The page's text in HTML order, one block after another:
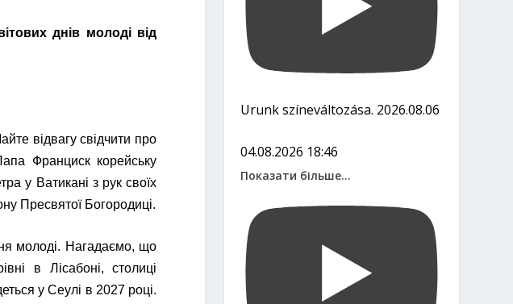
днів молоді від
відвагу свідчити про
Франциск корейську
у Ватикані з рук своїх
Пресвятої Богородиці.
молоді. Нагадаємо, що
в Лісабоні, столиці
у Сеулі в 2027 році.
Urunk színeváltozása. 2026.08.06
04.08.2026 18:46
Показати більше...